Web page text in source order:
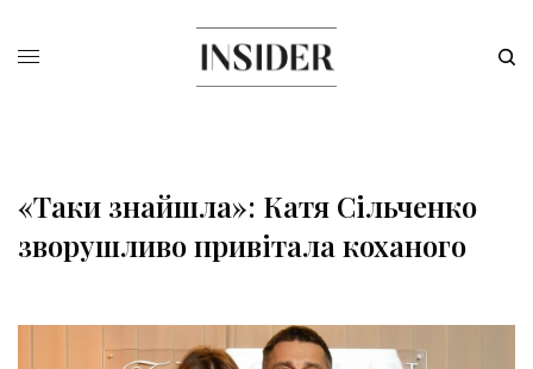
«Таки знайшла»: Катя Сільченко
зворушливо привітала коханого